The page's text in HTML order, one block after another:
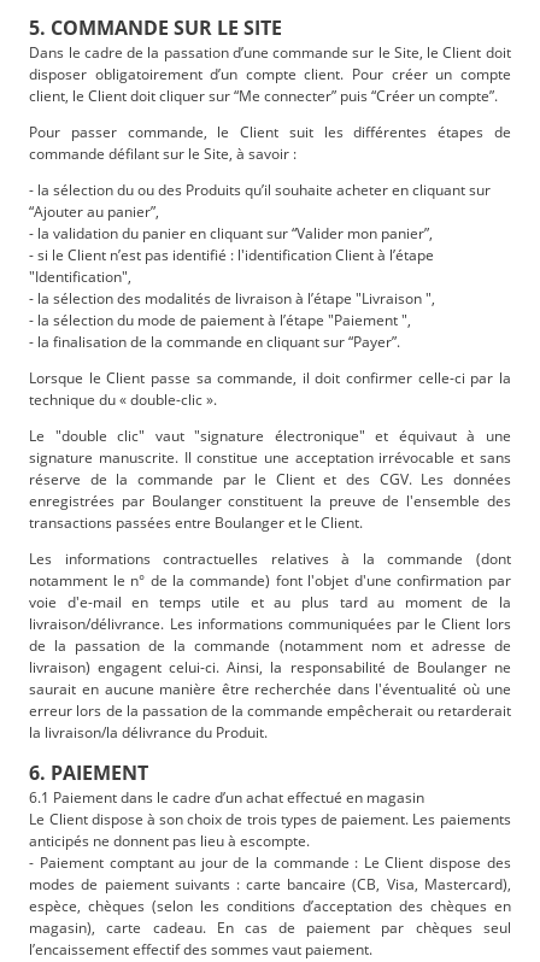
5. COMMANDE SUR LE SITE
Dans le cadre de la passation d’une commande sur le Site, le Client doit
disposer obligatoirement d’un compte client. Pour créer un compte
client, le Client doit cliquer sur “Me connecter” puis “Créer un compte”.
Pour passer commande, le Client suit les différentes étapes de
commande défilant sur le Site, à savoir :
- la sélection du ou des Produits qu’il souhaite acheter en cliquant sur
“Ajouter au panier”,
- la validation du panier en cliquant sur “Valider mon panier”,
- si le Client n’est pas identifié : l'identification Client à l’étape
"Identification",
- la sélection des modalités de livraison à l’étape "Livraison ",
- la sélection du mode de paiement à l’étape "Paiement ",
- la finalisation de la commande en cliquant sur “Payer”.
Lorsque le Client passe sa commande, il doit confirmer celle-ci par la
technique du « double-clic ».
Le "double clic" vaut "signature électronique" et équivaut à une
signature manuscrite. Il constitue une acceptation irrévocable et sans
réserve de la commande par le Client et des CGV. Les données
enregistrées par Boulanger constituent la preuve de l'ensemble des
transactions passées entre Boulanger et le Client.
Les informations contractuelles relatives à la commande (dont
notamment le n° de la commande) font l'objet d'une confirmation par
voie d'e-mail en temps utile et au plus tard au moment de la
livraison/délivrance. Les informations communiquées par le Client lors
de la passation de la commande (notamment nom et adresse de
livraison) engagent celui-ci. Ainsi, la responsabilité de Boulanger ne
saurait en aucune manière être recherchée dans l'éventualité où une
erreur lors de la passation de la commande empêcherait ou retarderait
la livraison/la délivrance du Produit.
6. PAIEMENT
6.1 Paiement dans le cadre d’un achat effectué en magasin
Le Client dispose à son choix de trois types de paiement. Les paiements
anticipés ne donnent pas lieu à escompte.
- Paiement comptant au jour de la commande : Le Client dispose des
modes de paiement suivants : carte bancaire (CB, Visa, Mastercard),
espèce, chèques (selon les conditions d’acceptation des chèques en
magasin), carte cadeau. En cas de paiement par chèques seul
l’encaissement effectif des sommes vaut paiement.